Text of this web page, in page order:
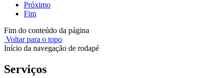
Próximo
Fim
Fim do conteúdo da página
Voltar para o topo
Início da navegação de rodapé
Serviços